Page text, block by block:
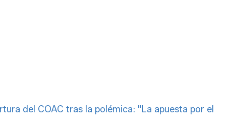
del COAC tras la polémica: "La apuesta por el